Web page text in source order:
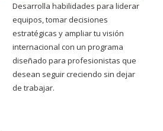
Desarrolla habilidades para liderar
equipos, tomar decisiones
estratégicas y ampliar tu visión
internacional con un programa
diseñado para profesionistas que
desean seguir creciendo sin dejar
de trabajar.